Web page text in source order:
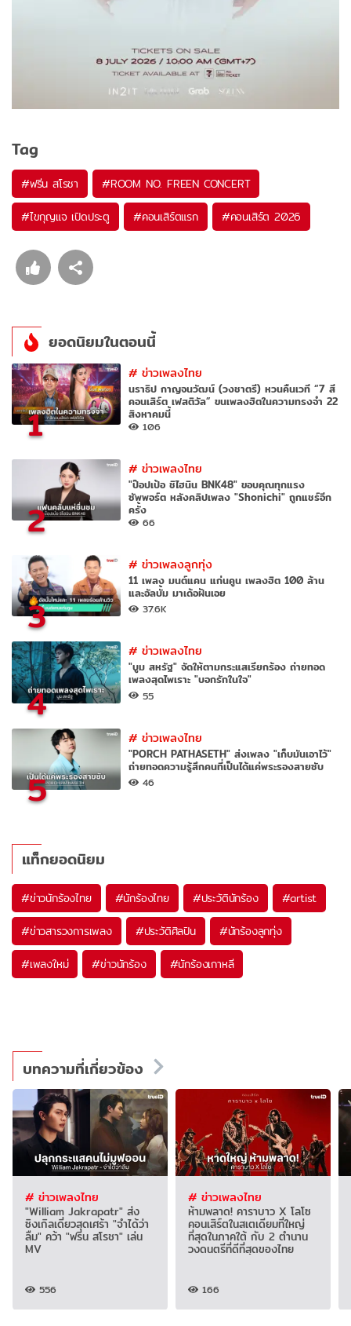
Tag
#ฟรีน สโรชา #ROOM NO. FREEN CONCERT
#ไขกุญแจ เปิดประตู #คอนเสิร์ตแรก #คอนเสิร์ต 2026
ยอดนิยมในตอนนี้
1
#ข่าวเพลงไทย
นราธิป กาญจนวัฒน์ (วงชาตรี) หวนคืนเวที “7 สี
คอนเสิร์ต เฟสติวัล” ขนเพลงฮิตในความทรงจำ 22
สิงหาคมนี้
106
2
#ข่าวเพลงไทย
"ป๊อปเป้อ ชิไฮนิน BNK48" ขอบคุณทุกแรง
ซัพพอร์ต หลังคลิปเพลง "Shonichi" ถูกแชร์อีก
ครั้ง
66
3
#ข่าวเพลงลูกทุ่ง
11 เพลง มนต์แคน แก่นคูน เพลงฮิต 100 ล้าน
และอัลบั้ม มาเด้อฝันเอย
37.6K
4
#ข่าวเพลงไทย
"บูม สหรัฐ" จัดให้ตามกระแสเรียกร้อง ถ่ายทอด
เพลงสุดไพเราะ "บอกรักในใจ"
55
5
#ข่าวเพลงไทย
"PORCH PATHASETH" ส่งเพลง "เก็บมันเอาไว้"
ถ่ายทอดความรู้สึกคนที่เป็นได้แค่พระรองสายซับ
46
แท็กยอดนิยม
#ข่าวนักร้องไทย #นักร้องไทย #ประวัตินักร้อง #artist
#ข่าวสารวงการเพลง #ประวัติศิลปิน #นักร้องลูกทุ่ง
#เพลงใหม่ #ข่าวนักร้อง #นักร้องเกาหลี
บทความที่เกี่ยวข้อง
# ข่าวเพลงไทย
"William Jakrapatr" ส่ง
ซิงเกิลเดี่ยวสุดเศร้า "จำได้ว่า
ลืม" คว้า "ฟรีน สโรชา" เล่น
MV
556
# ข่าวเพลงไทย
ห้ามพลาด! คาราบาว X โลโซ
คอนเสิร์ตในสเตเดียมที่ใหญ่
ที่สุดในภาคใต้ กับ 2 ตำนาน
วงดนตรีที่ดีที่สุดของไทย
166